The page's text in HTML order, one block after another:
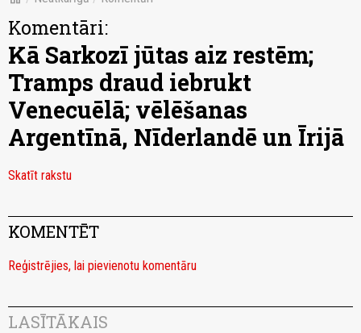
Komentāri:
Kā Sarkozī jūtas aiz restēm;
Tramps draud iebrukt
Venecuēlā; vēlēšanas
Argentīnā, Nīderlandē un Īrijā
Skatīt rakstu
KOMENTĒT
Reģistrējies, lai pievienotu komentāru
LASĪTĀKAIS